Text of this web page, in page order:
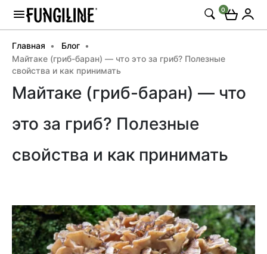
0
Главная
Блог
Майтаке (гриб-баран) — что это за гриб? Полезные
свойства и как принимать
Майтаке (гриб-баран) — что
это за гриб? Полезные
свойства и как принимать